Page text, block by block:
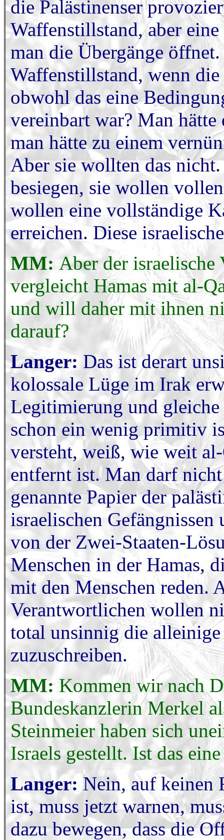
die Palästinenser
Waffenstillstand, aber
man die Übergänge
Waffenstillstand, wenn
obwohl das eine
vereinbart war? Man
man hätte zu einem
Aber sie wollten das
besiegen, sie wollen
wollen eine vollständige
erreichen. Diese
MM: Aber der
vergleicht Hamas mit al-
und will daher mit ihnen
darauf?
Langer: Das ist derart
kolossale Lüge im Irak
Legitimierung und
schon ein wenig primitiv
versteht, weiß, wie weit
entfernt ist. Man darf nicht
genannte Papier der
israelischen
von der Zwei-Staaten-
Menschen in der Hamas,
mit den Menschen reden.
Verantwortlichen wollen
total unsinnig die
zuzuschreiben.
MM: Kommen wir nach
Bundeskanzlerin Merkel
Steinmeier haben sich
Israels gestellt. Ist das
Langer:Nein, auf keinen
ist, muss jetzt warnen,
dazu bewegen, dass die